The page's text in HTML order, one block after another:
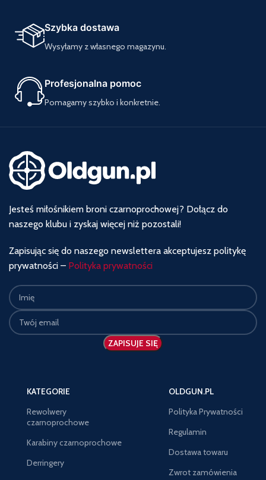
Szybka dostawa
Wysyłamy z własnego magazynu.
Profesjonalna pomoc
Pomagamy szybko i konkretnie.
Jesteś miłośnikiem broni czarnoprochowej? Dołącz do
naszego klubu i zyskaj więcej niż pozostali!
Zapisując się do naszego newslettera akceptujesz politykę
prywatności – Polityka prywatności
KATEGORIE
Rewolwery
czarnoprochowe
Karabiny czarnoprochowe
Derringery
OLDGUN.PL
Polityka Prywatności
Regulamin
Dostawa towaru
Zwrot zamówienia